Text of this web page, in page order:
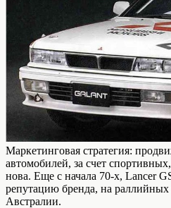
Маркетинговая стратегия:
автомобилей, за счет
нова. Еще с начала 70-х, Lancer
репутацию бренда, на
Австралии.